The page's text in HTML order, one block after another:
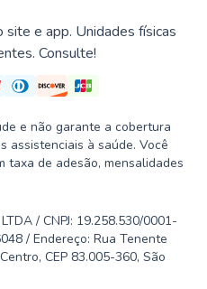
site e app. Unidades físicas
Consulte!
e não garante a cobertura
assistenciais à saúde. Você
taxa de adesão, mensalidades
/ CNPJ: 19.258.530/0001-
/ Endereço: Rua Tenente
CEP 83.005-360, São